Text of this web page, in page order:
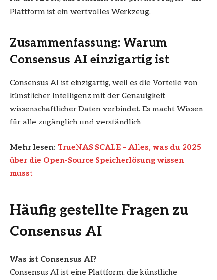
Plattform ist ein wertvolles Werkzeug.
Zusammenfassung: Warum
Consensus AI einzigartig ist
Consensus AI ist einzigartig, weil es die Vorteile von
künstlicher Intelligenz mit der Genauigkeit
wissenschaftlicher Daten verbindet. Es macht Wissen
für alle zugänglich und verständlich.
Mehr lesen: TrueNAS SCALE – Alles, was du 2025
über die Open-Source Speicherlösung wissen
musst
Häufig gestellte Fragen zu
Consensus AI
Was ist Consensus AI?
Consensus AI ist eine Plattform, die künstliche